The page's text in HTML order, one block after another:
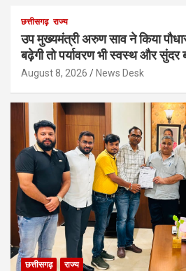
छत्तीसगढ़ राज्य
उप मुख्यमंत्री अरुण साव ने किया
बढ़ेगी तो पर्यावरण भी स्वस्थ और सुंदर
August 8, 2026 News Desk
छत्तीसगढ़ राज्य